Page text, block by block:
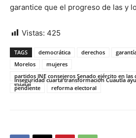
garantice que el progreso de las y
Vistas: 425
TAGS democrática derechos
Morelos
mujeres
partidos INE consejeros Senado ejército en
inseguridad cuarta transformación Cuautla
estatal
pendiente reforma electoral